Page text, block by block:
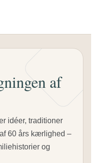
af
idéer, traditioner
60 års kærlighed –
og